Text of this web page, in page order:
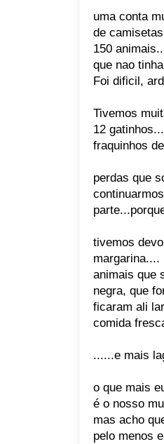
uma conta
de
150
que nao
Foi dificil,
Tivemos
12
fraquinhos
perdas que
tivemos
margarina....
animais que
negra, que
ficaram ali
comida
......e mais
o que mais
é o nosso
mas acho
pelo menos